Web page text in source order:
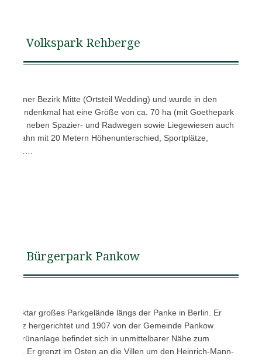
Volkspark Rehberge
Berliner Bezirk Mitte (Ortsteil Wedding) und wurde in den
hat eine Größe von ca. 70 ha (mit Goethepark
neben Spazier- und Radwegen sowie Liegewiesen auch
mit 20 Metern Höhenunterschied, Sportplätze,
Bürgerpark Pankow
Hektar großes Parkgelände längs der Panke in Berlin. Er
hergerichtet und 1907 von der Gemeinde Pankow
Grünanlage befindet sich in unmittelbarer Nähe zum
Er grenzt im Osten an die Villen um den Heinrich-Mann-